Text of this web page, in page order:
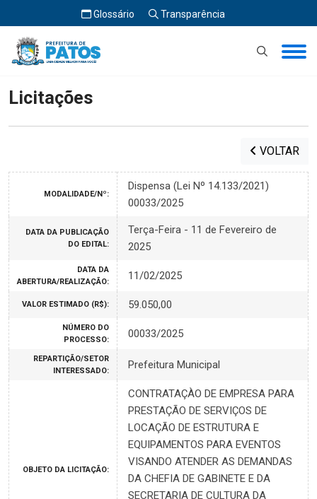
Glossário Transparência
Início Licitações
Licitações
VOLTAR
MODALIDADE/Nº:
Dispensa (Lei Nº 14.133/2021)
00033/2025
DATA DA PUBLICAÇÃO
DO EDITAL:
Terça-Feira - 11 de Fevereiro de
2025
DATA DA
ABERTURA/REALIZAÇÃO:
11/02/2025
VALOR ESTIMADO (R$): 59.050,00
NÚMERO DO
PROCESSO:
00033/2025
REPARTIÇÃO/SETOR
INTERESSADO:
Prefeitura Municipal
OBJETO DA LICITAÇÃO:
CONTRATAÇÀO DE EMPRESA PARA
PRESTAÇÃO DE SERVIÇOS DE
LOCAÇÃO DE ESTRUTURA E
EQUIPAMENTOS PARA EVENTOS
VISANDO ATENDER AS DEMANDAS
DA CHEFIA DE GABINETE E DA
SECRETARIA DE CULTURA DA